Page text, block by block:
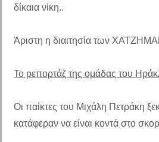
δίκαια νίκη..
Άριστη η διαιτησία των
Το ρεπορτάζ της ομάδας του
Οι παίκτες του Μιχάλη Πετράκη
κατάφεραν να είναι κοντά στο